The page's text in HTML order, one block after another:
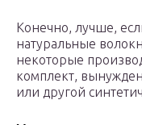
Конечно, лучше,
натуральные
некоторые
комплект,
или другой